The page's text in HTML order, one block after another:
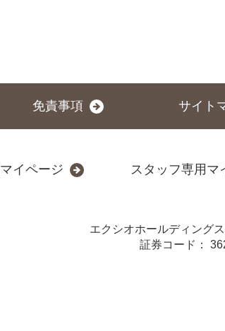
免責事項 サイト
イページ スタッフ専用マ
エクシオホールディングス
証券コード：